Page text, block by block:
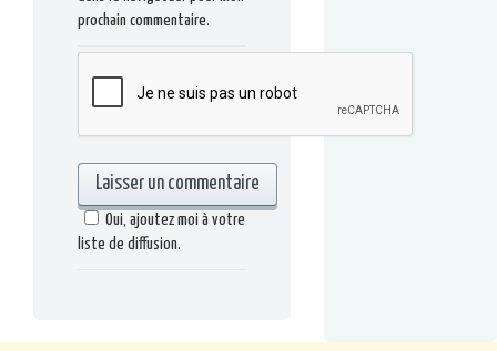
prochain commentaire.
Oui, ajoutez moi à votre
liste de diffusion.